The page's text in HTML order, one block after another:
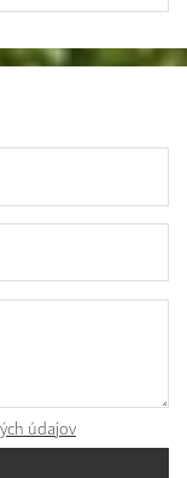
údajov